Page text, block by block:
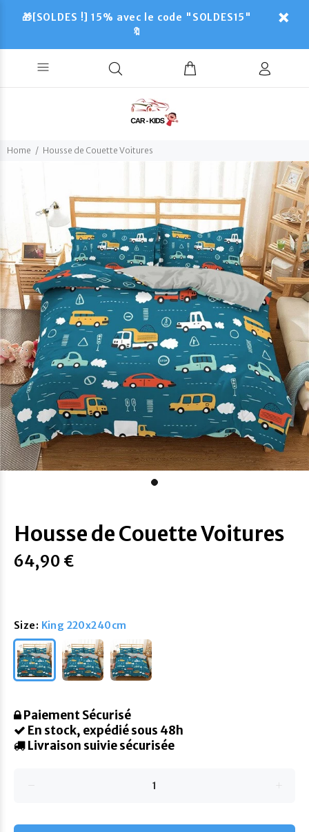
🎁[SOLDES !] 15% avec le code "SOLDES15"
🔖
Home Housse de Couette Voitures
Housse de Couette Voitures
64,90 €
Size: King 220x240cm
Paiement Sécurisé
En stock, expédié sous 48h
Livraison suivie sécurisée